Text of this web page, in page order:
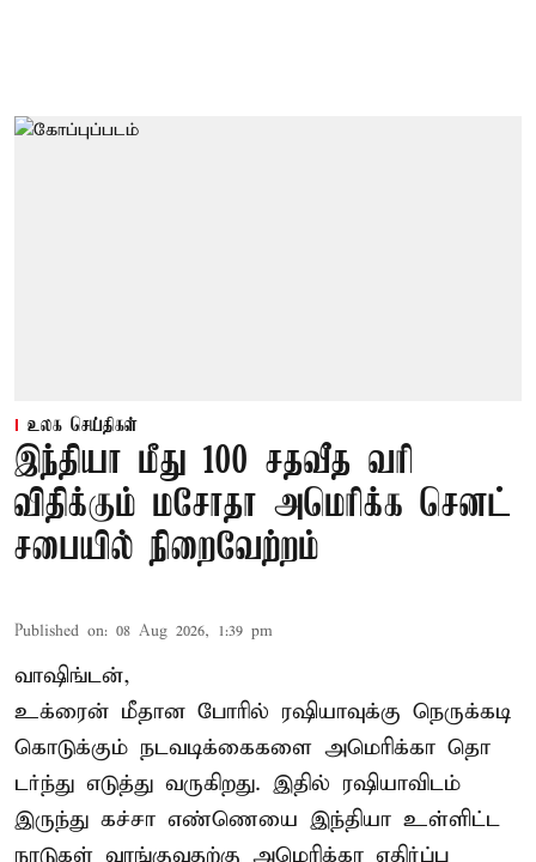
உலக செய்திகள்
இந்தியா மீது 100 சதவீத வரி
விதிக்கும் மசோதா அமெரிக்க செனட்
சபையில் நிறைவேற்றம்
Published on: 08 Aug 2026, 1:39 pm
வாஷிங்டன்,
உக்ரைன் மீதான போரில் ரஷியாவுக்கு நெருக்கடி
கொடுக்கும் நடவடிக்கைகளை அமெரிக்கா தொ
டர்ந்து எடுத்து வருகிறது. இதில் ரஷியாவிடம்
இருந்து கச்சா எண்ணெயை இந்தியா உள்ளிட்ட
நாடுகள் வாங்குவதற்கு அமெரிக்கா எதிர்ப்பு